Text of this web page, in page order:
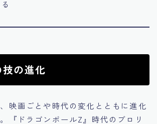
の進化
映画ごとや時代の変化とともに進化
『ドラゴンボールZ』時代のブロリ